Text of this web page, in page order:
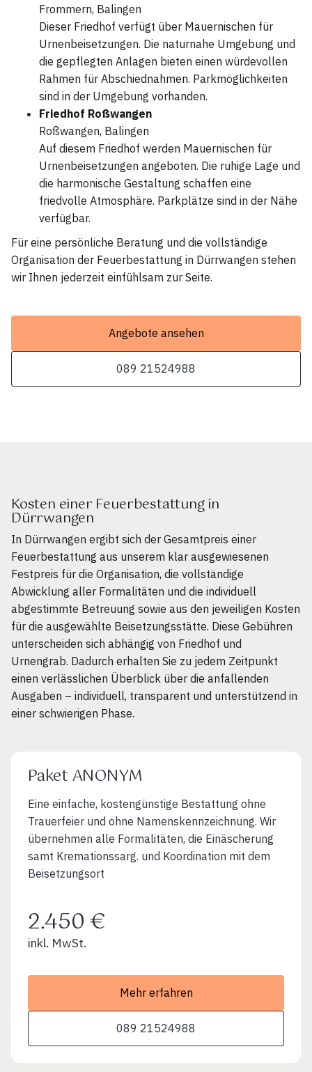
Frommern, Balingen
Dieser Friedhof verfügt über Mauernischen für
Urnenbeisetzungen. Die naturnahe Umgebung und
die gepflegten Anlagen bieten einen würdevollen
Rahmen für Abschiednahmen. Parkmöglichkeiten
sind in der Umgebung vorhanden.
Friedhof Roßwangen
Roßwangen, Balingen
Auf diesem Friedhof werden Mauernischen für
Urnenbeisetzungen angeboten. Die ruhige Lage und
die harmonische Gestaltung schaffen eine
friedvolle Atmosphäre. Parkplätze sind in der Nähe
verfügbar.
Für eine persönliche Beratung und die vollständige
Organisation der Feuerbestattung in Dürrwangen stehen
wir Ihnen jederzeit einfühlsam zur Seite.
Angebote ansehen
089 21524988
Kosten einer Feuerbestattung in
Dürrwangen
In Dürrwangen ergibt sich der Gesamtpreis einer
Feuerbestattung aus unserem klar ausgewiesenen
Festpreis für die Organisation, die vollständige
Abwicklung aller Formalitäten und die individuell
abgestimmte Betreuung sowie aus den jeweiligen Kosten
für die ausgewählte Beisetzungsstätte. Diese Gebühren
unterscheiden sich abhängig von Friedhof und
Urnengrab. Dadurch erhalten Sie zu jedem Zeitpunkt
einen verlässlichen Überblick über die anfallenden
Ausgaben – individuell, transparent und unterstützend in
einer schwierigen Phase.
Paket ANONYM
Eine einfache, kostengünstige Bestattung ohne
Trauerfeier und ohne Namenskennzeichnung. Wir
übernehmen alle Formalitäten, die Einäscherung
samt Kremationssarg. und Koordination mit dem
Beisetzungsort
2.450 €
inkl. MwSt.
Mehr erfahren
089 21524988